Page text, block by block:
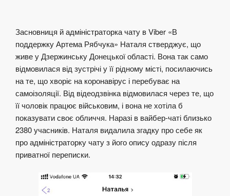
Засновниця й адміністраторка чату в Viber «В
поддержку Артема Рябчука» Наталя стверджує, що
живе у Дзержинську Донецької області. Вона так само
відмовилася від зустрічі у її рідному місті, посилаючись
на те, що хворіє на коронавірус і перебуває на
самоізоляції. Від відеодзвінка відмовилася через те, що
її чоловік працює військовим, і вона не хотіла б
показувати своє обличчя. Наразі в вайбер-чаті близько
2380 учасників. Наталя видалила згадку про себе як
про адміністраторку чату з його опису одразу після
приватної переписки.